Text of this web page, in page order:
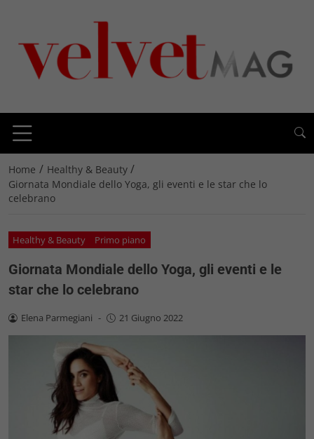
Home / Healthy & Beauty /
Giornata Mondiale dello Yoga, gli eventi e le star che lo
celebrano
Healthy & Beauty Primo piano
Giornata Mondiale dello Yoga, gli eventi e le
star che lo celebrano
Elena Parmegiani - 21 Giugno 2022